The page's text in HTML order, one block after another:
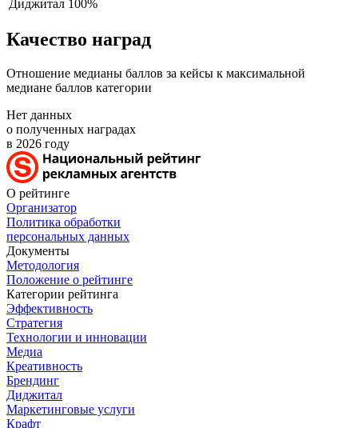
Диджитал 100%
Качество наград
Отношение медианы баллов за кейсы к максимальной
медиане баллов категории
Нет данных
о полученных наградах
в 2026 году
О рейтинге
Организатор
Политика обработки
персональных данных
Документы
Методология
Положение о рейтинге
Категории рейтинга
Эффективность
Стратегия
Технологии и инновации
Медиа
Креативность
Брендинг
Диджитал
Маркетинговые услуги
Крафт